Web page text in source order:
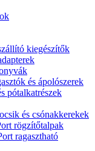
kiegészítők
és ápolószerek
pótalkatrészek
és csónakkerekek
rögzítőtalpak
ragasztható